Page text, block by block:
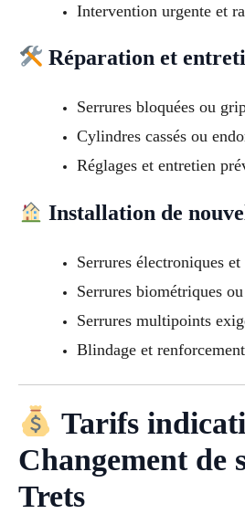
Intervention urgente et
Réparation et
Serrures bloquées ou
Cylindres cassés ou
Réglages et entretien
Installation de
Serrures électroniques et
Serrures biométriques
Serrures multipoints
Blindage et
Tarifs
Changement de
Trets